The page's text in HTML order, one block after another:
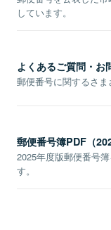
しています。
よくあるご質問・お
郵便番号に関するさま
郵便番号簿PDF（
2025年度版郵便番号
す。